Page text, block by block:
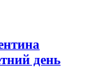
день